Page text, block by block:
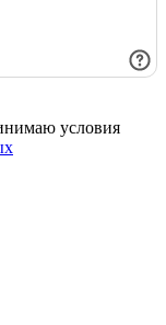
условия